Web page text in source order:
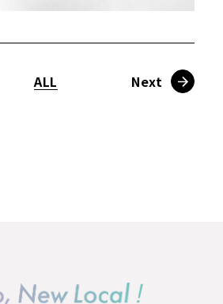
ALL Next